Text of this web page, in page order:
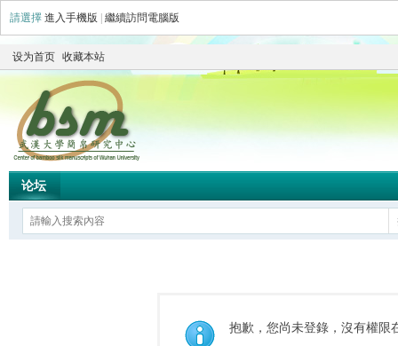
請選擇 進入手機版 繼續訪問電腦版
设为首页 收藏本站
论坛
抱歉，您尚未登錄，沒有權限